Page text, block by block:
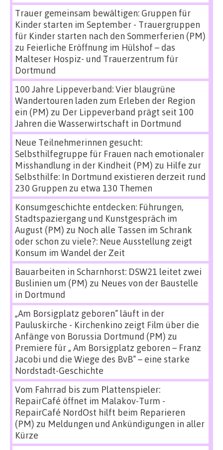
Trauer gemeinsam bewältigen: Gruppen für
Kinder starten im September - Trauergruppen
für Kinder starten nach den Sommerferien (PM)
zu Feierliche Eröffnung im Hülshof – das
Malteser Hospiz- und Trauerzentrum für
Dortmund
100 Jahre Lippeverband: Vier blaugrüne
Wandertouren laden zum Erleben der Region
ein (PM) zu Der Lippeverband prägt seit 100
Jahren die Wasserwirtschaft in Dortmund
Neue Teilnehmerinnen gesucht:
Selbsthilfegruppe für Frauen nach emotionaler
Misshandlung in der Kindheit (PM) zu Hilfe zur
Selbsthilfe: In Dortmund existieren derzeit rund
230 Gruppen zu etwa 130 Themen
Konsumgeschichte entdecken: Führungen,
Stadtspaziergang und Kunstgespräch im
August (PM) zu Noch alle Tassen im Schrank
oder schon zu viele?: Neue Ausstellung zeigt
Konsum im Wandel der Zeit
Bauarbeiten in Scharnhorst: DSW21 leitet zwei
Buslinien um (PM) zu Neues von der Baustelle
in Dortmund
„Am Borsigplatz geboren“ läuft in der
Pauluskirche - Kirchenkino zeigt Film über die
Anfänge von Borussia Dortmund (PM) zu
Premiere für „ Am Borsigplatz geboren – Franz
Jacobi und die Wiege des BvB“ – eine starke
Nordstadt-Geschichte
Vom Fahrrad bis zum Plattenspieler:
RepairCafé öffnet im Malakov-Turm -
RepairCafé NordOst hilft beim Reparieren
(PM) zu Meldungen und Ankündigungen in aller
Kürze